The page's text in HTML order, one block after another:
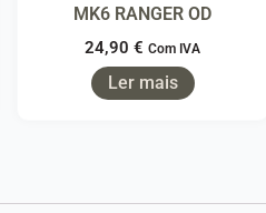
MK6 RANGER OD
24,90€ Com IVA
Ler mais